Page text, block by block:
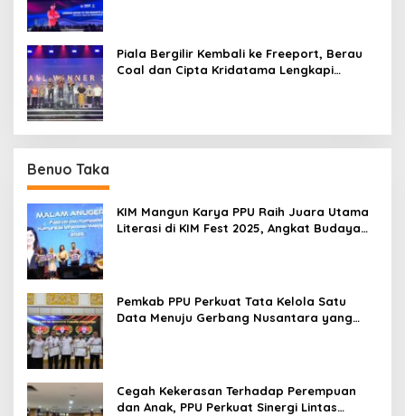
Piala Bergilir Kembali ke Freeport, Berau
Coal dan Cipta Kridatama Lengkapi
Benuo Taka
KIM Mangun Karya PPU Raih Juara Utama
Literasi di KIM Fest 2025, Angkat Budaya
Pemkab PPU Perkuat Tata Kelola Satu
Data Menuju Gerbang Nusantara yang
Cegah Kekerasan Terhadap Perempuan
dan Anak, PPU Perkuat Sinergi Lintas